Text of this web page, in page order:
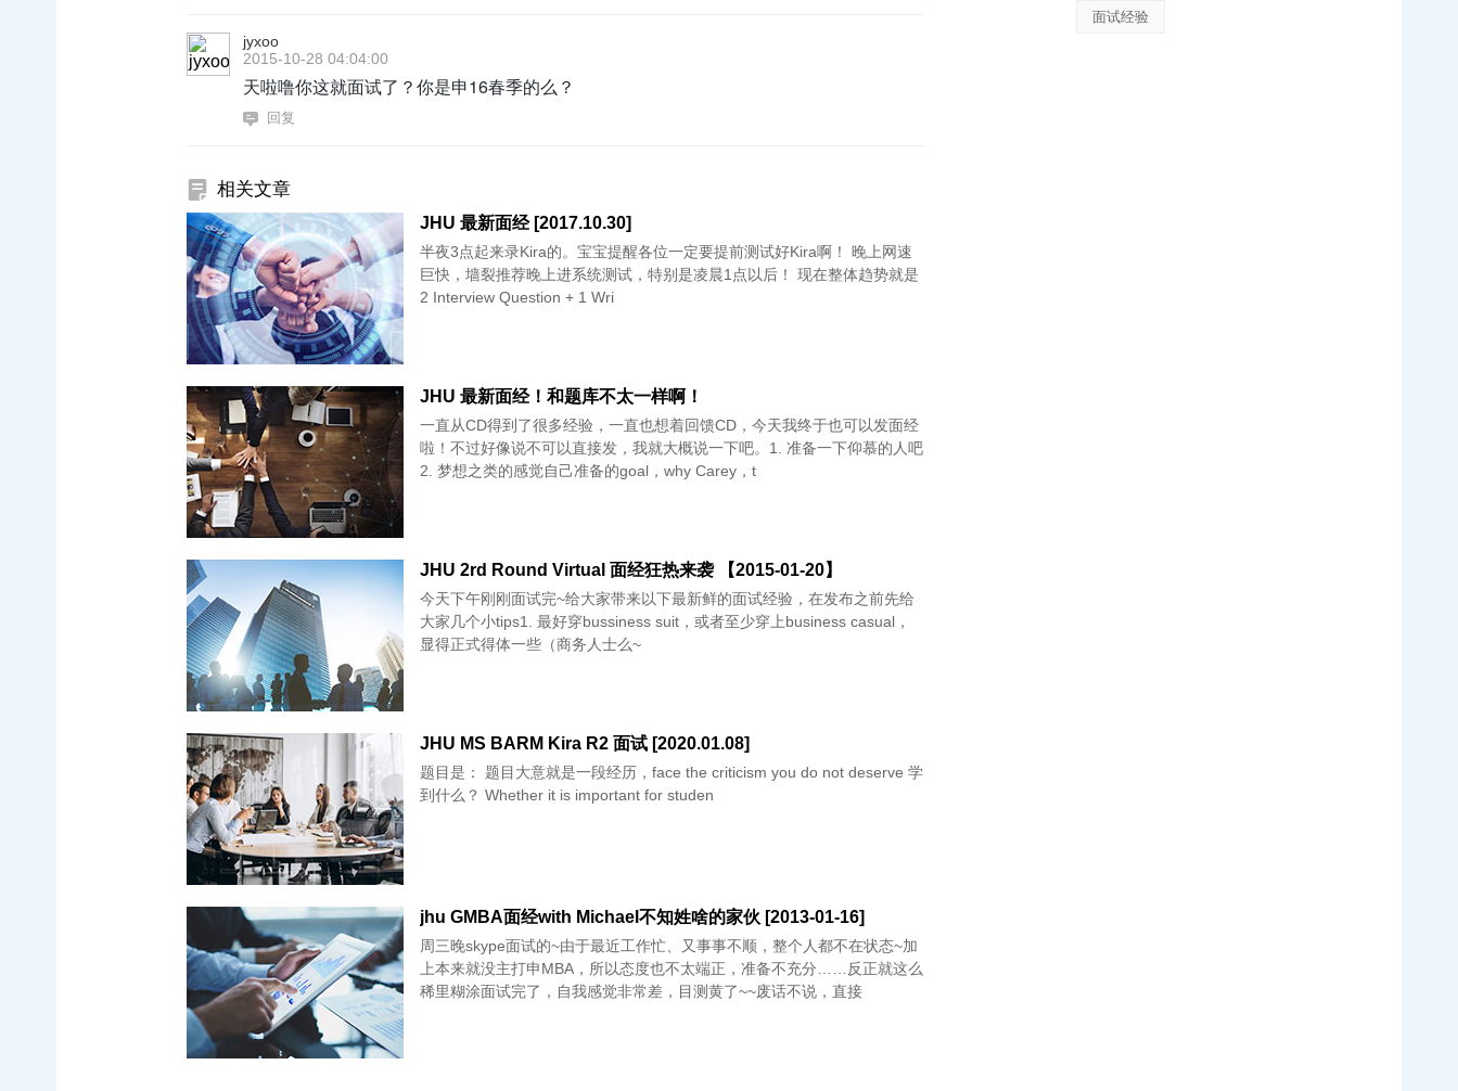
jyxoo
2015-10-28 04:04:00
天啦噜你这就面试了？你是申16春季的么？
回复
相关文章
JHU 最新面经 [2017.10.30]
半夜3点起来录Kira的。宝宝提醒各位一定要提前测试好Kira啊！ 晚上网速
巨快，墙裂推荐晚上进系统测试，特别是凌晨1点以后！ 现在整体趋势就是
2 Interview Question + 1 Wri
JHU 最新面经！和题库不太一样啊！
一直从CD得到了很多经验，一直也想着回馈CD，今天我终于也可以发面经
啦！不过好像说不可以直接发，我就大概说一下吧。1. 准备一下仰慕的人吧
2. 梦想之类的感觉自己准备的goal，why Carey，t
JHU 2rd Round Virtual 面经狂热来袭 【2015-01-20】
今天下午刚刚面试完~给大家带来以下最新鲜的面试经验，在发布之前先给
大家几个小tips1. 最好穿bussiness suit，或者至少穿上business casual，
显得正式得体一些（商务人士么~
JHU MS BARM Kira R2 面试 [2020.01.08]
题目是： 题目大意就是一段经历，face the criticism you do not deserve 学
到什么？ Whether it is important for studen
jhu GMBA面经with Michael不知姓啥的家伙 [2013-01-16]
周三晚skype面试的~由于最近工作忙、又事事不顺，整个人都不在状态~加
上本来就没主打申MBA，所以态度也不太端正，准备不充分……反正就这么
稀里糊涂面试完了，自我感觉非常差，目测黄了~~废话不说，直接
面试经验